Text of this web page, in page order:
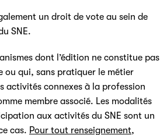
un droit de vote au sein de
SNE.
dont l’édition ne constitue pas
ou qui, sans pratiquer le métier
activités connexes à la profession
membre associé. Les modalités
aux activités du SNE sont un
cas. Pour tout renseignement,